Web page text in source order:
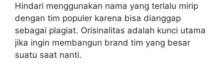
Hindari menggunakan nama yang terlalu mirip
dengan tim populer karena bisa dianggap
sebagai plagiat. Orisinalitas adalah kunci utama
jika ingin membangun brand tim yang besar
suatu saat nanti.